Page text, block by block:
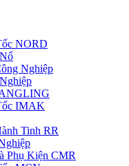
NORD
Nghiệp
IMAK
Tinh RR
Phụ Kiện CMR